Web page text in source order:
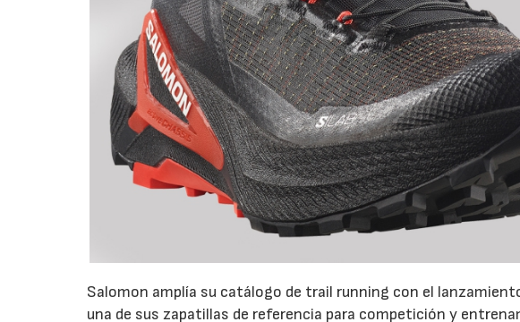
Salomon amplía su catálogo de trail running con el
una de sus zapatillas de referencia para competición y